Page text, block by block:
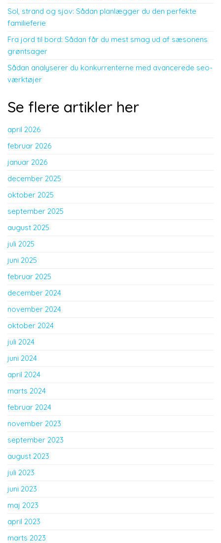
Sol, strand og sjov: Sådan planlægger du den perfekte
familieferie
Fra jord til bord: Sådan får du mest smag ud af sæsonens
grøntsager
Sådan analyserer du konkurrenterne med avancerede seo-
værktøjer
Se flere artikler her
april 2026
februar 2026
januar 2026
december 2025
oktober 2025
september 2025
august 2025
juli 2025
juni 2025
februar 2025
december 2024
november 2024
oktober 2024
juli 2024
juni 2024
april 2024
marts 2024
februar 2024
november 2023
september 2023
august 2023
juli 2023
juni 2023
maj 2023
april 2023
marts 2023